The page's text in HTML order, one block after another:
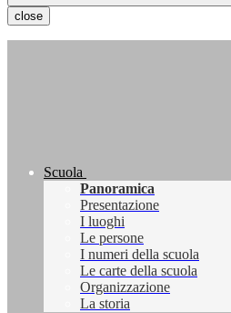
close
Scuola
Panoramica
Presentazione
I luoghi
Le persone
I numeri della scuola
Le carte della scuola
Organizzazione
La storia